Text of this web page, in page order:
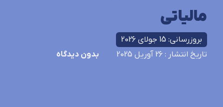
مالیاتی
بروزرسانی: 15 جولای 2026
تاریخ انتشار : 26 آوریل 2025 بدون دیدگاه